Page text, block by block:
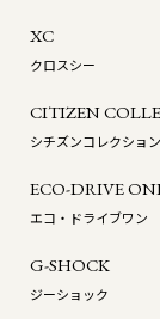
XC
クロスシー
CITIZEN
シチズンコレクション
ECO-DRIVE
エコ・ドライブワン
G-SHOCK
ジーショック